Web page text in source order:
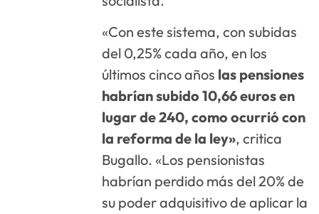
«Con este sistema, con subidas
del 0,25% cada año, en los
últimos cinco años las pensiones
habrían subido 10,66 euros en
lugar de 240, como ocurrió con
la reforma de la ley», critica
Bugallo. «Los pensionistas
habrían perdido más del 20% de
su poder adquisitivo de aplicar la